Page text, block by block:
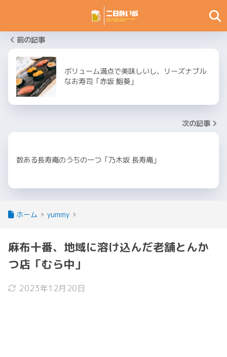
前の記事
ボリューム満点で美味しいし、リーズナブル
なお寿司「赤坂 鮨葵」
次の記事
数ある長寿庵のうちの一つ「乃木坂 長寿庵」
ホーム yummy
麻布十番、地域に溶け込んだ老舗とんか
つ店「むら中」
2023年12月20日